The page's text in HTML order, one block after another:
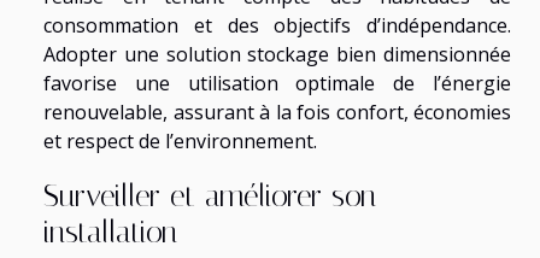
consommation et des objectifs d’indépendance.
Adopter une solution stockage bien dimensionnée
favorise une utilisation optimale de l’énergie
renouvelable, assurant à la fois confort, économies
et respect de l’environnement.
Surveiller et améliorer son
installation